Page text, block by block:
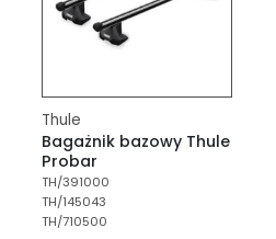
Thule
Bagażnik bazowy Thule
Probar
TH/391000
TH/145043
TH/710500